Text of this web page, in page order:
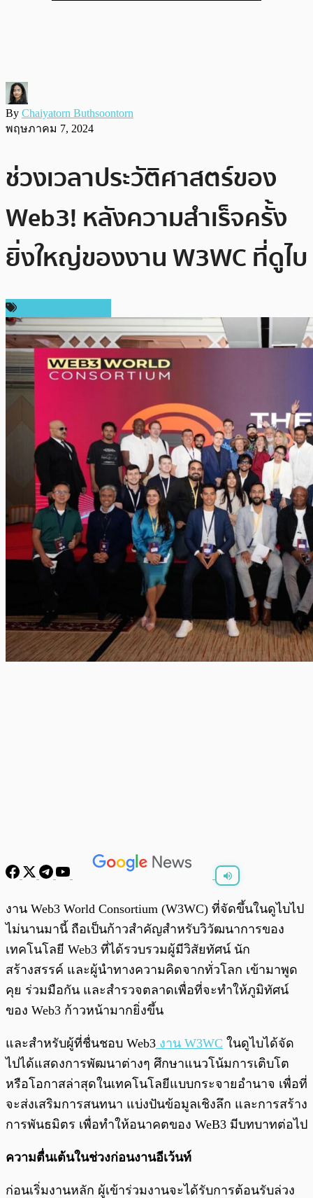
By Chaiyatorn Buthsoontorn
พฤษภาคม 7, 2024
ช่วงเวลาประวัติศาสตร์ของ
Web3! หลังความสำเร็จครั้ง
ยิ่งใหญ่ของงาน W3WC ที่ดูไบ
0:00 / 0:00
งาน Web3 World Consortium (W3WC) ที่จัดขึ้นในดูไบไป
ไม่นานมานี้ ถือเป็นก้าวสำคัญสำหรับวิวัฒนาการของ
เทคโนโลยี Web3 ที่ได้รวบรวมผู้มีวิสัยทัศน์ นัก
สร้างสรรค์ และผู้นำทางความคิดจากทั่วโลก เข้ามาพูด
คุย ร่วมมือกัน และสำรวจตลาดเพื่อที่จะทำให้ภูมิทัศน์
ของ Web3 ก้าวหน้ามากยิ่งขึ้น
และสำหรับผู้ที่ชื่นชอบ Web3 งาน W3WC ในดูไบได้จัด
ไปได้แสดงการพัฒนาต่างๆ ศึกษาแนวโน้มการเติบโต
หรือโอกาสล่าสุดในเทคโนโลยีแบบกระจายอำนาจ เพื่อที่
จะส่งเสริมการสนทนา แบ่งปันข้อมูลเชิงลึก และการสร้าง
การพันธมิตร เพื่อทำให้อนาคตของ WeB3 มีบทบาทต่อไป
ความตื่นเต้นในช่วงก่อนงานอีเว้นท์
ก่อนเริ่มงานหลัก ผู้เข้าร่วมงานจะได้รับการต้อนรับล่วง